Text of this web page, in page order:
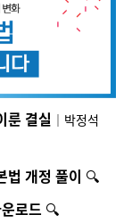
룬 결실 ｜박정석
법 개정 풀이 🔍
로드 🔍